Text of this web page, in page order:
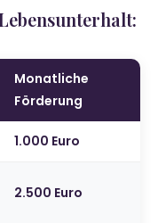
Monatliche
Förderung
1.000 Euro
2.500 Euro